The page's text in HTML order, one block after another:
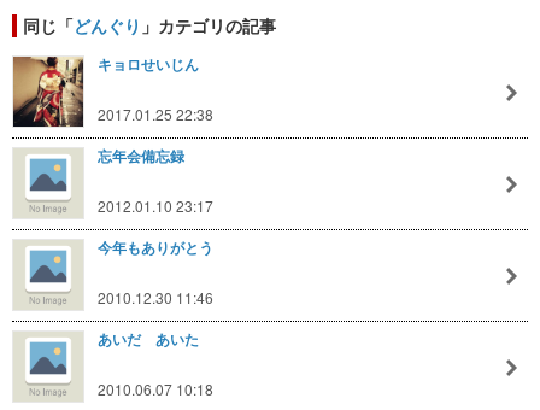
同じ「どんぐり 」カテゴリの記事
キョロせいじん
2017.01.25 22:38
忘年会備忘録
2012.01.10 23:17
今年もありがとう
2010.12.30 11:46
あいだ あいた
2010.06.07 10:18